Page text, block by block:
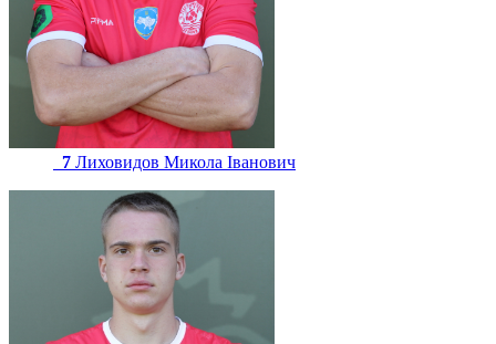
7 Лиховидов Микола Іванович